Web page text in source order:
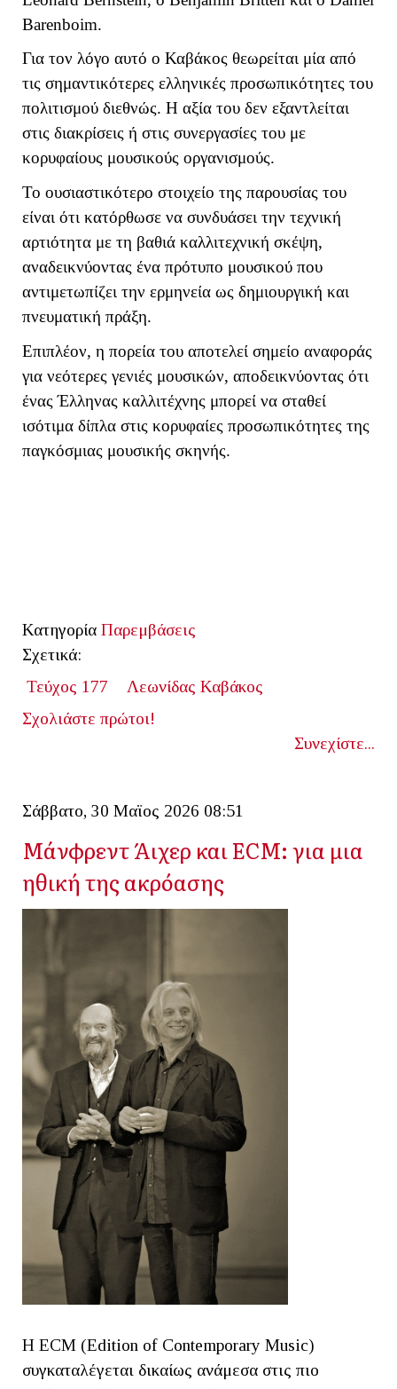
Barenboim.
Για τον λόγο αυτό ο Καβάκος θεωρείται μία από
τις σημαντικότερες ελληνικές προσωπικότητες του
πολιτισμού διεθνώς. Η αξία του δεν εξαντλείται
στις διακρίσεις ή στις συνεργασίες του με
κορυφαίους μουσικούς οργανισμούς.
Το ουσιαστικότερο στοιχείο της παρουσίας του
είναι ότι κατόρθωσε να συνδυάσει την τεχνική
αρτιότητα με τη βαθιά καλλιτεχνική σκέψη,
αναδεικνύοντας ένα πρότυπο μουσικού που
αντιμετωπίζει την ερμηνεία ως δημιουργική και
πνευματική πράξη.
Επιπλέον, η πορεία του αποτελεί σημείο αναφοράς
για νεότερες γενιές μουσικών, αποδεικνύοντας ότι
ένας Έλληνας καλλιτέχνης μπορεί να σταθεί
ισότιμα δίπλα στις κορυφαίες προσωπικότητες της
παγκόσμιας μουσικής σκηνής.
Κατηγορία Παρεμβάσεις
Σχετικά:
Τεύχος 177
Λεωνίδας Καβάκος
Σχολιάστε πρώτοι!
Συνεχίστε...
Σάββατο, 30 Μαϊος 2026 08:51
Μάνφρεντ Άιχερ και ECM: για μια
ηθική της ακρόασης
Η ECM (Edition of Contemporary Music)
συγκαταλέγεται δικαίως ανάμεσα στις πιο